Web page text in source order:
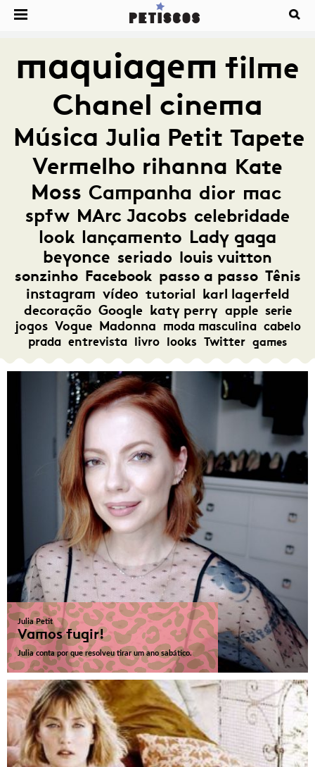
maquiagem filme
Chanel cinema
Música Julia Petit Tapete
Vermelho rihanna Kate
Moss Campanha dior mac
spfw MArc Jacobs celebridade
look lançamento Lady gaga
beyonce seriado louis vuitton
sonzinho Facebook passo a passo Tênis
instagram vídeo tutorial karl lagerfeld
decoração Google katy perry apple serie
jogos Vogue Madonna moda masculina cabelo
prada entrevista livro looks Twitter games
Julia Petit
Vamos fugir!
Julia conta por que resolveu tirar um ano sabático.